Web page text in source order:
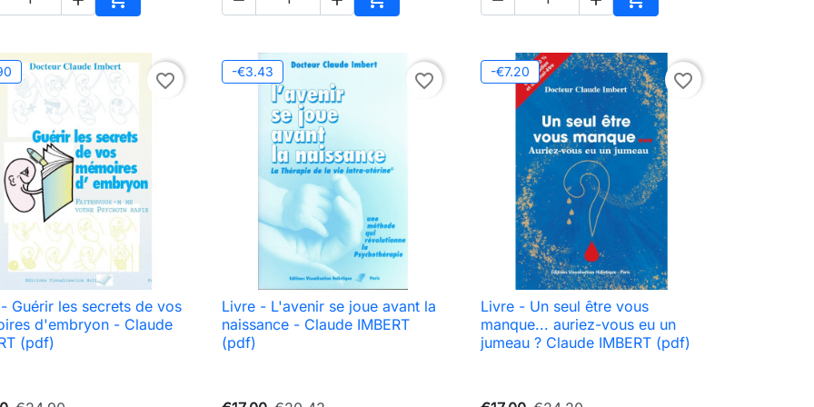
Add to cart Add to cart Add to cart
favorite_border
 Quick view
Guérir les secrets de vos
d'embryon - Claude
(pdf)
-€3.43 favorite_border
 Quick view
Livre - L'avenir se joue avant la
naissance - Claude IMBERT
(pdf)
-€7.20 favorite_border
 Quick view
Livre - Un seul être vous
manque... auriez-vous eu un
jumeau ? Claude IMBERT (pdf)